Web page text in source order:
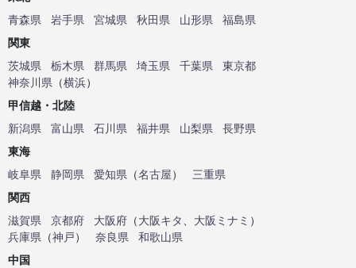
青森県
岩手県 宮城県 秋田県 山形県
福島県
関東
茨城県
栃木県 群馬県 埼玉県 千葉県
東京都
神奈川県 （横浜）
甲信越・北陸
新潟県
富山県 石川県 福井県 山梨県
長野県
東海
岐阜県
静岡県 愛知県 （名古屋）
三重県
関西
滋賀県
京都府 大阪府 （大阪キタ 大阪ミナミ ）
兵庫県 （神戸） 奈良県
和歌山県
中国